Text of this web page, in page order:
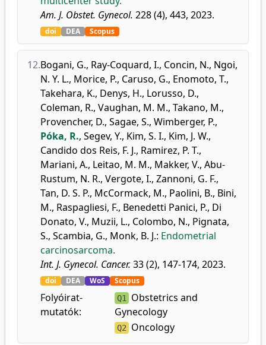
Am. J. Obstet. Gynecol. 228 (4), 443, 2023.
doi DEA Scopus
12.Bogani, G., Ray-Coquard, I., Concin, N., Ngoi,
N. Y. L., Morice, P., Caruso, G., Enomoto, T.,
Takehara, K., Denys, H., Lorusso, D.,
Coleman, R., Vaughan, M. M., Takano, M.,
Provencher, D., Sagae, S., Wimberger, P.,
Póka, R., Segev, Y., Kim, S. I., Kim, J. W.,
Candido dos Reis, F. J., Ramirez, P. T.,
Mariani, A., Leitao, M. M., Makker, V., Abu-
Rustum, N. R., Vergote, I., Zannoni, G. F.,
Tan, D. S. P., McCormack, M., Paolini, B., Bini,
M., Raspagliesi, F., Benedetti Panici, P., Di
Donato, V., Muzii, L., Colombo, N., Pignata,
S., Scambia, G., Monk, B. J.: Endometrial
carcinosarcoma.
Int. J. Gynecol. Cancer. 33 (2), 147-174, 2023.
doi DEA WoS Scopus
Folyóirat-
mutatók:
Q1
Obstetrics and
Gynecology
Q2 Oncology